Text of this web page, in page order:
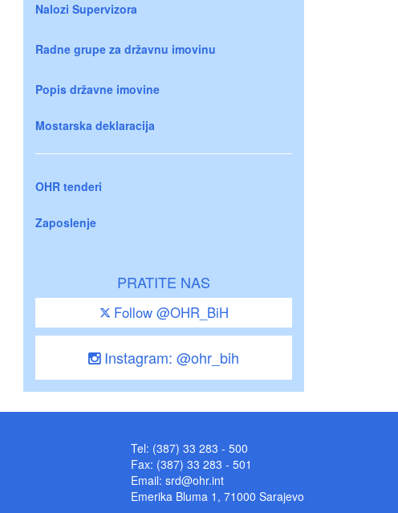
Nalozi Supervizora
Radne grupe za državnu imovinu
Popis državne imovine
Mostarska deklaracija
OHR tenderi
Zaposlenje
PRATITE NAS
Follow @OHR_BiH
Instagram: @ohr_bih
Tel: (387) 33 283 - 500
Fax: (387) 33 283 - 501
Email: srd@ohr.int
Emerika Bluma 1, 71000 Sarajevo